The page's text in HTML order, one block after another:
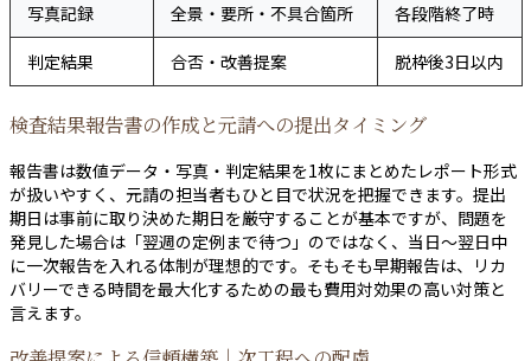
写真記録 全景・要所・不具合箇所 各段階終了時
判定結果 合否・改善提案 脱枠後3日以内
検査結果報告書の作成と元請への提出タイミング
報告書は数値データ・写真・判定結果を1枚にまとめたレポート形式
が扱いやすく、元請の担当者もひと目で状況を把握できます。提出
期日は事前に取り決めた期日を厳守することが基本ですが、問題を
発見した場合は「翌週の定例まで待つ」のではなく、当日〜翌日中
に一次報告を入れる体制が理想的です。そもそも早期報告は、リカ
バリーできる時間を最大化するための最も費用対効果の高い対策と
言えます。